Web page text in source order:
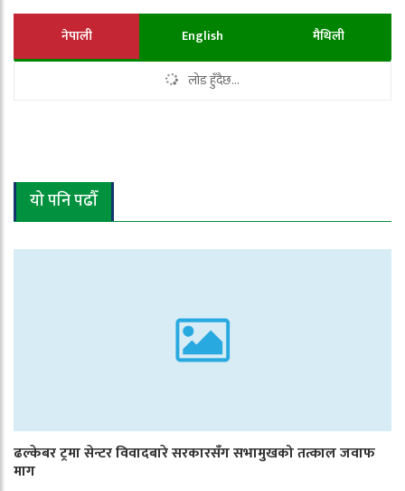
नेपाली English मैथिली
लोड हुँदैछ...
यो पनि पढौँ
ढल्केबर ट्रमा सेन्टर विवादबारे सरकारसँग सभामुखको तत्काल जवाफ
माग